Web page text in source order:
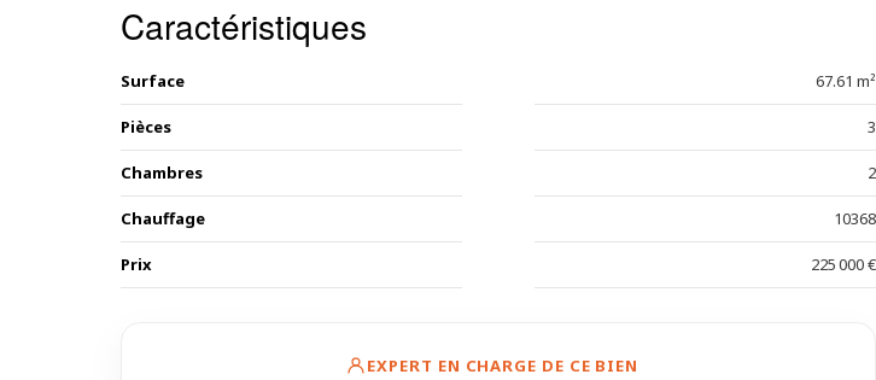
Caractéristiques
Surface 67.61 m²
Pièces 3
Chambres 2
Chauffage 10368
Prix 225 000 €
EXPERT EN CHARGE DE CE BIEN